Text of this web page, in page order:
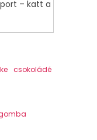
– katt a
csokoládé